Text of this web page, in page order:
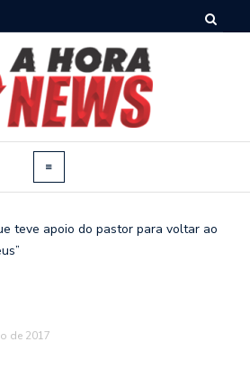
teve apoio do pastor para voltar ao
de 2017